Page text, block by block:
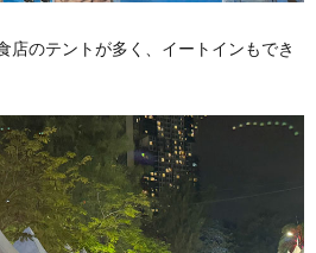
店のテントが多く、イートインもでき